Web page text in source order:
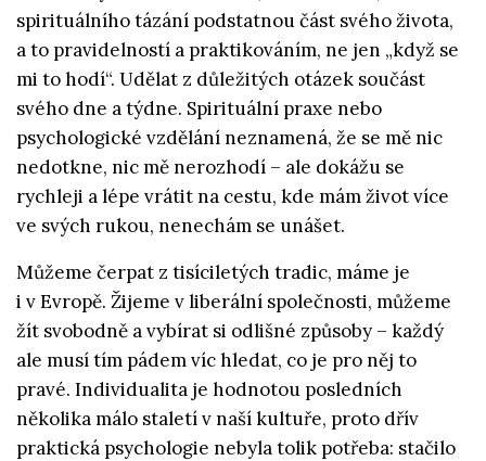
spirituálního tázání podstatnou část svého života,
a to pravidelností a praktikováním, ne jen „když se
mi to hodí“. Udělat z důležitých otázek součást
svého dne a týdne. Spirituální praxe nebo
psychologické vzdělání neznamená, že se mě nic
nedotkne, nic mě nerozhodí – ale dokážu se
rychleji a lépe vrátit na cestu, kde mám život více
ve svých rukou, nenechám se unášet.
Můžeme čerpat z tisíciletých tradic, máme je
i v Evropě. Žijeme v liberální společnosti, můžeme
žít svobodně a vybírat si odlišné způsoby – každý
ale musí tím pádem víc hledat, co je pro něj to
pravé. Individualita je hodnotou posledních
několika málo staletí v naší kultuře, proto dřív
praktická psychologie nebyla tolik potřeba: stačilo